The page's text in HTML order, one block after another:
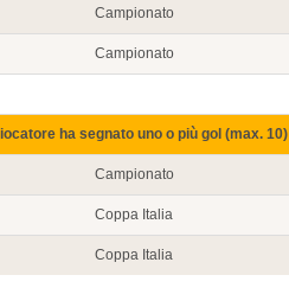
Campionato
Campionato
ha segnato uno o più gol (max. 10)
Campionato
Coppa Italia
Coppa Italia